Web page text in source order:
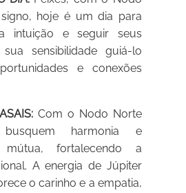
hoje é um dia para
intuição e seguir seus
sua sensibilidade guiá-lo
e conexões
Com o Nodo Norte
harmonia e
mútua, fortalecendo a
A energia de Júpiter
o carinho e a empatia,